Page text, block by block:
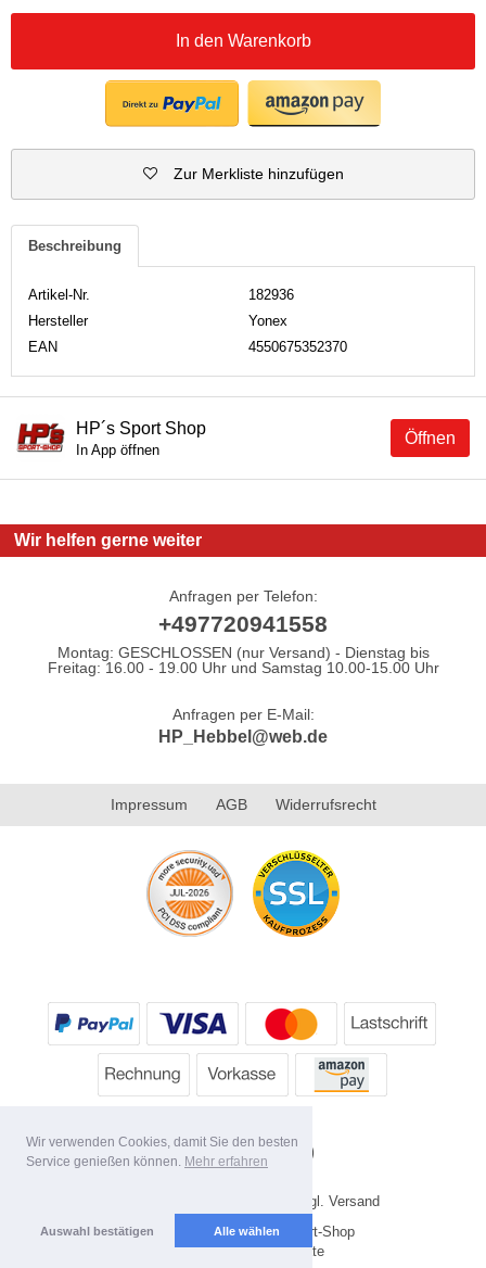
Wir verwenden Cookies, damit Sie den besten
Service genießen können. Mehr erfahren
Auswahl bestätigen Alle wählen
In den Warenkorb
Zur Merkliste hinzufügen
Beschreibung
Artikel-Nr.
182936
Hersteller
Yonex
EAN
4550675352370
Öffnen
HP´s Sport Shop
In App öffnen
Wir helfen gerne weiter
Anfragen per Telefon:
+497720941558
Montag: GESCHLOSSEN (nur Versand) - Dienstag bis
Freitag: 16.00 - 19.00 Uhr und Samstag 10.00-15.00 Uhr
Anfragen per E-Mail:
HP_Hebbel@web.de
Impressum AGB Widerrufsrecht
* Alle Preise inkl. MwSt. evtl. zzgl. Versand
Copyright 2026 by HP's Sport-Shop
Mobile Shop by Shopgate